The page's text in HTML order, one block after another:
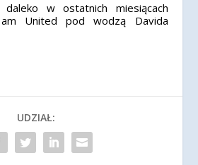
w ostatnich miesiącach
United pod wodzą Davida
UDZIAŁ: